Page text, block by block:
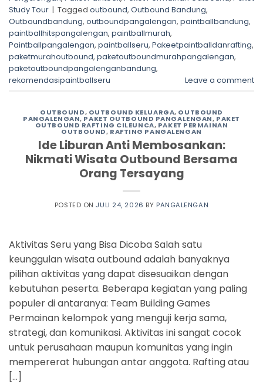
Study Tour | Tagged outbound, Outbound Bandung,
Outboundbandung, outboundpangalengan, paintballbandung,
paintballhitspangalengan, paintballmurah,
Paintballpangalengan, paintballseru, Pakeetpaintballdanrafting,
paketmurahoutbound, paketoutboundmurahpangalengan,
paketoutboundpangalenganbandung,
rekomendasipaintballseru
Leave a comment
OUTBOUND, OUTBOUND KELUARGA, OUTBOUND
PANGALENGAN, PAKET OUTBOUND PANGALENGAN, PAKET
OUTBOUND RAFTING CILEUNCA, PAKET PERMAINAN
OUTBOUND, RAFTING PANGALENGAN
Ide Liburan Anti Membosankan:
Nikmati Wisata Outbound Bersama
Orang Tersayang
POSTED ONJULI 24, 2026 BY PANGALENGAN
Aktivitas Seru yang Bisa Dicoba Salah satu
keunggulan wisata outbound adalah banyaknya
pilihan aktivitas yang dapat disesuaikan dengan
kebutuhan peserta. Beberapa kegiatan yang paling
populer di antaranya: Team Building Games
Permainan kelompok yang menguji kerja sama,
strategi, dan komunikasi. Aktivitas ini sangat cocok
untuk perusahaan maupun komunitas yang ingin
mempererat hubungan antar anggota. Rafting atau
[…]